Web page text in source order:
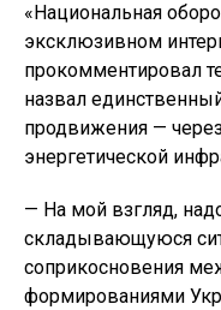
«Национальная
эксклюзивном
прокомментировал
назвал
продвижения —
энергетической
— На мой взгляд,
складывающуюся
соприкосновения
формированиями